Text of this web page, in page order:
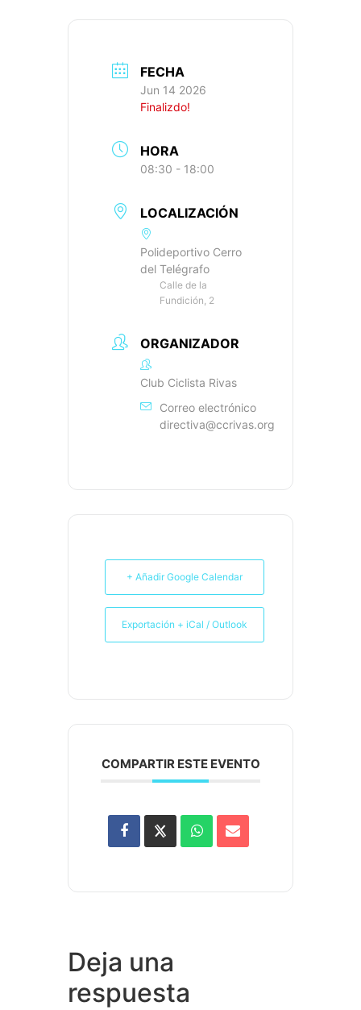
FECHA
Jun 14 2026
Finalizdo!
HORA
08:30 - 18:00
LOCALIZACIÓN
Polideportivo Cerro
del Telégrafo
Calle de la
Fundición, 2
ORGANIZADOR
Club Ciclista Rivas
Correo electrónico
directiva@ccrivas.org
+ Añadir Google Calendar
Exportación + iCal / Outlook
COMPARTIR ESTE EVENTO
Deja una
respuesta